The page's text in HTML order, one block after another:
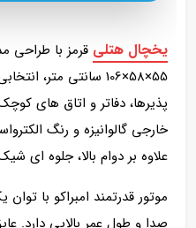
یخچال هتلی قرمز با طراحی
55×58×106 سانتی‌
پذیرها، دفاتر و اتاق‌ های
خارجی گالوانیزه و رنگ
علاوه بر دوام بالا، جلوه‌
موتور قدرتمند امبراکو با
صدا و طول عمر بالایی دارد.